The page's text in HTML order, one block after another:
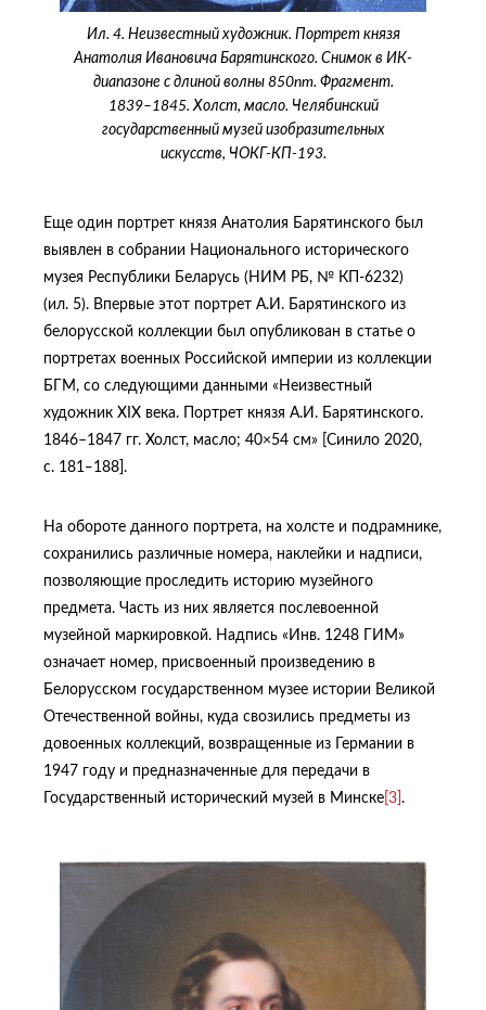
Ил. 4. Неизвестный художник. Портрет князя
Анатолия Ивановича Барятинского. Снимок в ИК-
диапазоне с длиной волны 850nm. Фрагмент.
1839–1845. Холст, масло. Челябинский
государственный музей изобразительных
искусств, ЧОКГ-КП-193.
Еще один портрет князя Анатолия Барятинского был
выявлен в собрании Национального исторического
музея Республики Беларусь (НИМ РБ, № КП-6232)
(ил. 5). Впервые этот портрет А.И. Барятинского из
белорусской коллекции был опубликован в статье о
портретах военных Российской империи из коллекции
БГМ, со следующими данными «Неизвестный
художник XIX века. Портрет князя А.И. Барятинского.
1846–1847 гг. Холст, масло; 40×54 см» [Синило 2020,
с. 181‒188].
На обороте данного портрета, на холсте и подрамнике,
сохранились различные номера, наклейки и надписи,
позволяющие проследить историю музейного
предмета. Часть из них является послевоенной
музейной маркировкой. Надпись «Инв. 1248 ГИМ»
означает номер, присвоенный произведению в
Белорусском государственном музее истории Великой
Отечественной войны, куда свозились предметы из
довоенных коллекций, возвращенные из Германии в
1947 году и предназначенные для передачи в
Государственный исторический музей в Минске [3] .